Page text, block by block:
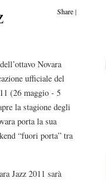
Share|
Novara
ufficiale del
(26 maggio - 5
la stagione degli
porta la sua
“fuori porta” tra
Jazz 2011 sarà